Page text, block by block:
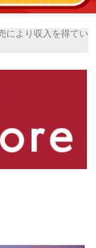
により収入を得てい